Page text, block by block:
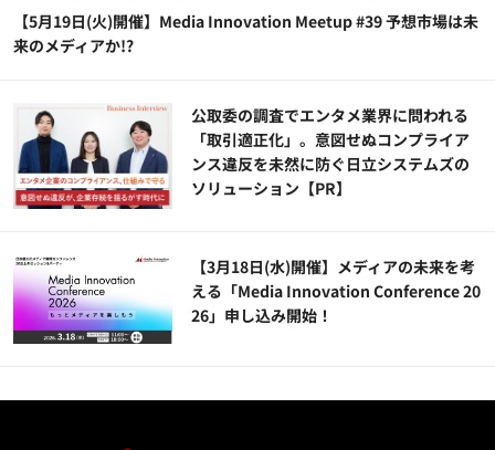
【5月19日(火)開催】Media Innovation Meetup #39 予想市場は未
来のメディアか!?
公​​取委の調査でエンタメ業界に問われる
「取引適正化」。意図せぬコンプライア
ンス違反を未然に防ぐ日立システムズの
ソリューション​【PR】
【3月18日(水)開催】メディアの未来を考
える「Media Innovation Conference 20
26」申し込み開始！